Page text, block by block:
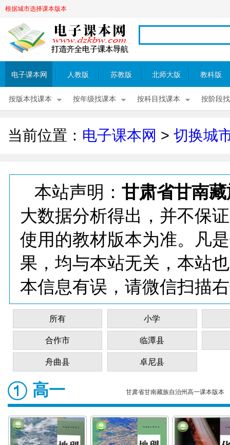
根据城市选择课本版本
电子课本网 人教版 苏教版 北师大版 教科版
按版本找课本 按年级找课本 按科目找课本 按阶段
当前位置： 电子课本网 > 切换城
本站声明： 甘肃省甘南
大数据分析得出，并不保
使用的教材版本为准。凡
果，均与本站无关，本站
本信息有误，请微信扫描
所有 小学
合作市 临潭县
舟曲县 卓尼县
高一 甘肃省甘南藏族自治州高一课本版本